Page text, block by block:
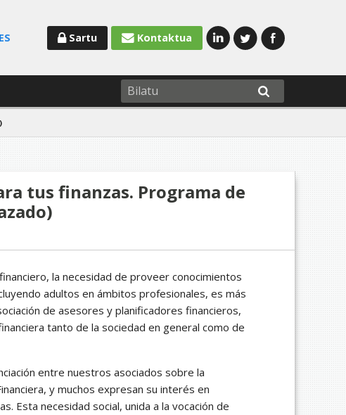
ES Kontaktua
Sartu
tus finanzas. Programa de
la necesidad de proveer conocimientos
adultos en ámbitos profesionales, es más
de asesores y planificadores financieros,
tanto de la sociedad en general como de
entre nuestros asociados sobre la
y muchos expresan su interés en
Esta necesidad social, unida a la vocación de